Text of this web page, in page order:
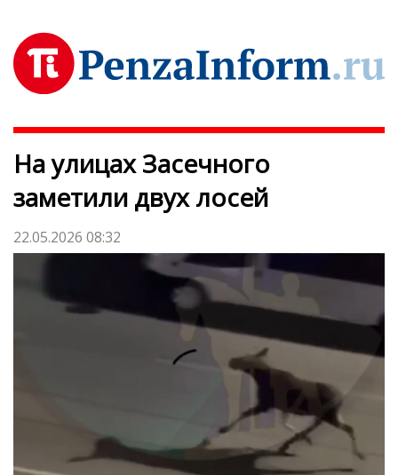
На улицах Засечного
заметили двух лосей
22.05.2026 08:32